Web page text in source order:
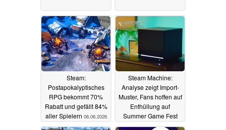
Steam:
Postapokalyptisches
RPG bekommt 70%
Rabatt und gefällt 84%
aller Spielern 06.06.2026
Steam Machine:
Analyse zeigt Import-
Muster, Fans hoffen auf
Enthüllung auf
Summer Game Fest
202604.06.2026